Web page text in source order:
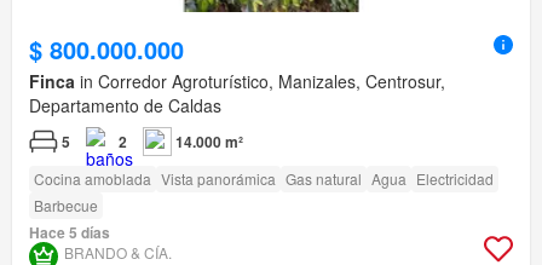
$ 800.000.000
Finca in Corredor Agroturístico, Manizales, Centrosur,
Departamento de Caldas
5 2 14.000 m²
Cocina amoblada Vista panorámica Gas natural Agua Electricidad
Barbecue
Hace 5 días
BRANDO & CÍA.